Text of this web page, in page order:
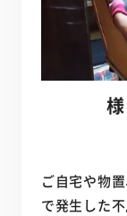
ご自宅や物
で発生した